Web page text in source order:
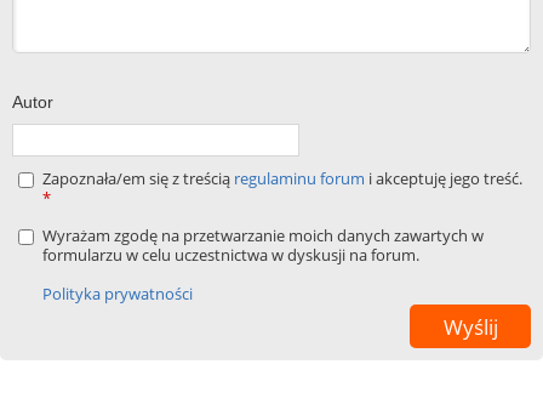
Autor
Zapoznała/em się z treścią regulaminu forum i akceptuję jego treść.
*
Wyrażam zgodę na przetwarzanie moich danych zawartych w
formularzu w celu uczestnictwa w dyskusji na forum.
Polityka prywatności